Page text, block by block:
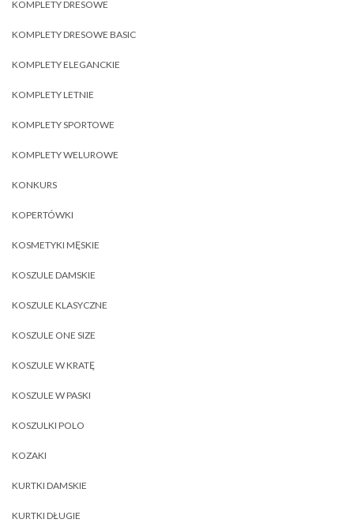
KOMPLETY DRESOWE
KOMPLETY DRESOWE BASIC
KOMPLETY ELEGANCKIE
KOMPLETY LETNIE
KOMPLETY SPORTOWE
KOMPLETY WELUROWE
KONKURS
KOPERTÓWKI
KOSMETYKI MĘSKIE
KOSZULE DAMSKIE
KOSZULE KLASYCZNE
KOSZULE ONE SIZE
KOSZULE W KRATĘ
KOSZULE W PASKI
KOSZULKI POLO
KOZAKI
KURTKI DAMSKIE
KURTKI DŁUGIE